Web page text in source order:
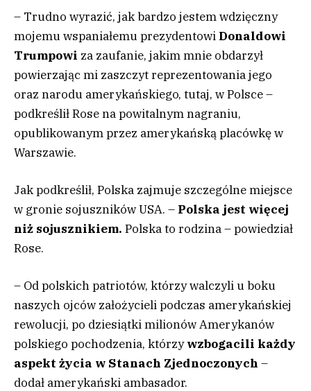
– Trudno wyrazić, jak bardzo jestem wdzięczny
mojemu wspaniałemu prezydentowi Donaldowi
Trumpowi za zaufanie, jakim mnie obdarzył
powierzając mi zaszczyt reprezentowania jego
oraz narodu amerykańskiego, tutaj, w Polsce –
podkreślił Rose na powitalnym nagraniu,
opublikowanym przez amerykańską placówkę w
Warszawie.
Jak podkreślił, Polska zajmuje szczególne miejsce
w gronie sojuszników USA. – Polska jest więcej
niż sojusznikiem. Polska to rodzina – powiedział
Rose.
– Od polskich patriotów, którzy walczyli u boku
naszych ojców założycieli podczas amerykańskiej
rewolucji, po dziesiątki milionów Amerykanów
polskiego pochodzenia, którzywzbogacili każdy
aspekt życia w Stanach Zjednoczonych –
dodał amerykański ambasador.